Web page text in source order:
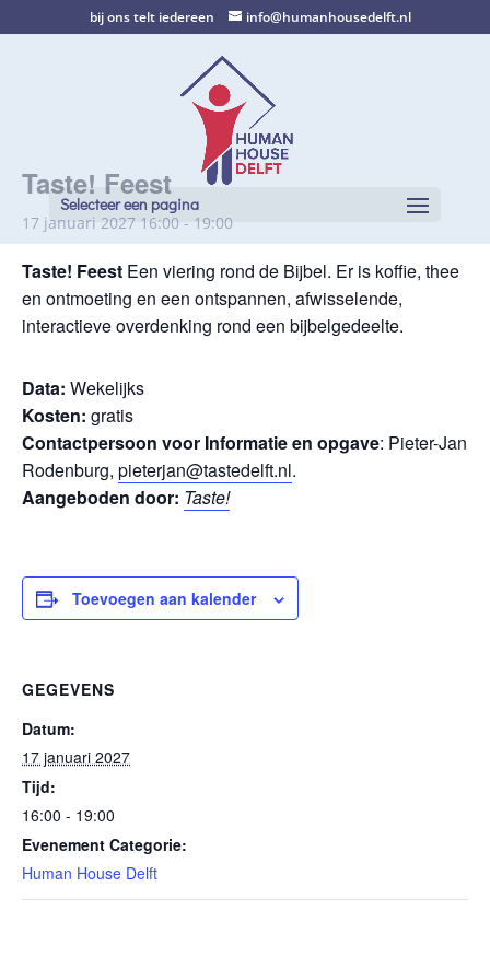
bij ons telt iedereen info@humanhousedelft.nl
Selecteer een pagina
Taste! Feest
17 januari 2027 16:00 - 19:00
Taste! Feest Een viering rond de Bijbel. Er is koffie, thee
en ontmoeting en een ontspannen, afwisselende,
interactieve overdenking rond een bijbelgedeelte.
Data: Wekelijks
Kosten: gratis
Contactpersoon voor Informatie en opgave: Pieter-Jan
Rodenburg, pieterjan@tastedelft.nl.
Aangeboden door: Taste!
Toevoegen aan kalender
GEGEVENS
Datum:
17 januari 2027
Tijd:
16:00 - 19:00
Evenement Categorie:
Human House Delft